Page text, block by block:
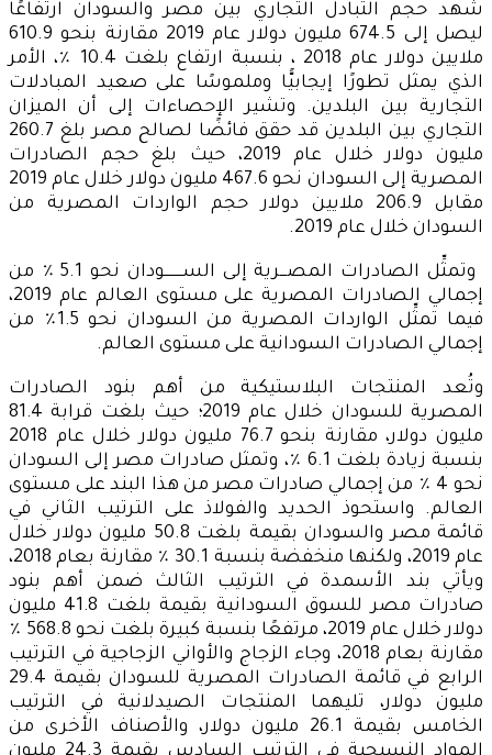
شهد حجم التبادل التجاري بين مصر والسودان ارتفاعًا
ليصل إلى 674.5 مليون دولار عام 2019 مقارنة بنحو 610.9
ملايين دولار عام 2018 ، بنسبة ارتفاع بلغت 10.4 ٪، الأمر
الذي يمثل تطورًا إيجابيًّا وملموسًا على صعيد المبادلات
التجارية بين البلدين. وتشير الإحصاءات إلى أن الميزان
التجاري بين البلدين قد حقق فائضًا لصالح مصر بلغ 260.7
مليون دولار خلال عام 2019، حيث بلغ حجم الصادرات
المصرية إلى السودان نحو 467.6 مليون دولار خلال عام 2019
مقابل 206.9 ملايين دولار حجم الواردات المصرية من
السودان خلال عام 2019.
وتمثِّل الصادرات المصـــرية إلى الســــــــودان نحو 5.1 ٪ من
إجمالي الصادرات المصرية على مستوى العالم عام 2019،
فيما تمثِّل الواردات المصرية من السودان نحو 1.5٪ من
إجمالي الصادرات السودانية على مستوى العالم.
وتُعد المنتجات البلاستيكية من أهم بنود الصادرات
المصرية للسودان خلال عام 2019؛ حيث بلغت قرابة 81.4
مليون دولار، مقارنة بنحو 76.7 مليون دولار خلال عام 2018
بنسبة زيادة بلغت 6.1 ٪، وتمثل صادرات مصر إلى السودان
نحو 4 ٪ من إجمالي صادرات مصر من هذا البند على مستوى
العالم. واستحوذ الحديد والفولاذ على الترتيب الثاني في
قائمة مصر والسودان بقيمة بلغت 50.8 مليون دولار خلال
عام 2019، ولكنها منخفضة بنسبة 30.1 ٪ مقارنة بعام 2018،
ويأتي بند الأسمدة في الترتيب الثالث ضمن أهم بنود
صادرات مصر للسوق السودانية بقيمة بلغت 41.8 مليون
دولار خلال عام 2019، مرتفعًا بنسبة كبيرة بلغت نحو 568.8 ٪
مقارنة بعام 2018، وجاء الزجاج والأواني الزجاجية في الترتيب
الرابع في قائمة الصادرات المصرية للسودان بقيمة 29.4
مليون دولار، تليهما المنتجات الصيدلانية في الترتيب
الخامس بقيمة 26.1 مليون دولار، والأصناف الأخرى من